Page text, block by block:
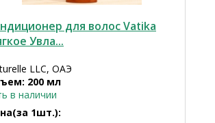
для волос Vatika
Увла...
LLC, ОАЭ
200 мл
в наличии
1шт.):